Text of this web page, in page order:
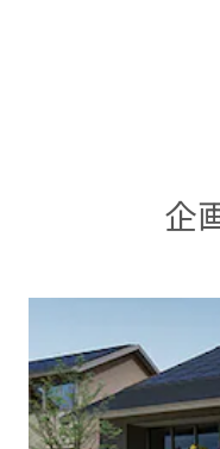
「世界にひと
価
企